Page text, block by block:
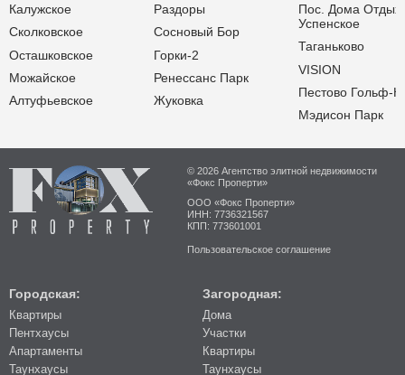
Калужское
Сколковское
Осташковское
Можайское
Алтуфьевское
Раздоры
Сосновый Бор
Горки-2
Ренессанс Парк
Жуковка
Пос. Дома
Успенское
Таганьково
VISION
Пестово Гольф-
Мэдисон Парк
© 2026 Агентство элитной недвижимости
«Фокс Проперти»
ООО «Фокс Проперти»
ИНН: 7736321567
КПП: 773601001
Пользовательское соглашение
Городская:
Квартиры
Пентхаусы
Апартаменты
Таунхаусы
Загородная:
Дома
Участки
Квартиры
Таунхаусы